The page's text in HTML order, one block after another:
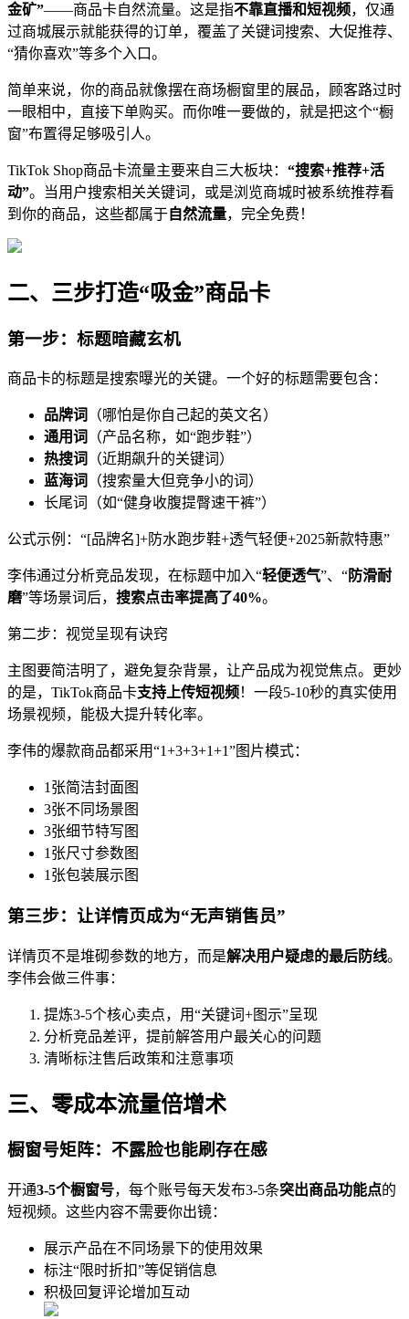
金矿”——商品卡自然流量。这是指不靠直播和短视频，仅通
过商城展示就能获得的订单，覆盖了关键词搜索、大促推荐、
“猜你喜欢”等多个入口。
简单来说，你的商品就像摆在商场橱窗里的展品，顾客路过时
一眼相中，直接下单购买。而你唯一要做的，就是把这个“橱
窗”布置得足够吸引人。
TikTok Shop商品卡流量主要来自三大板块： “搜索+推荐+活
动”。当用户搜索相关关键词，或是浏览商城时被系统推荐看
到你的商品，这些都属于自然流量，完全免费！
二、三步打造“吸金”商品卡
第一步：标题暗藏玄机
商品卡的标题是搜索曝光的关键。一个好的标题需要包含：
品牌词
（哪怕是你自己起的英文名）
通用词
（产品名称，如“跑步鞋”）
热搜词
（近期飙升的关键词）
蓝海词
（搜索量大但竞争小的词）
长尾词（如“健身收腹提臀速干裤”）
公式示例：“[品牌名]+防水跑步鞋+透气轻便+2025新款特惠”
李伟通过分析竞品发现，在标题中加入“轻便透气”、“防滑耐
磨”等场景词后， 搜索点击率提高了40%。
第二步：视觉呈现有诀窍
主图要简洁明了，避免复杂背景，让产品成为视觉焦点。更妙
的是，TikTok商品卡支持上传短视频！一段5-10秒的真实使用
场景视频，能极大提升转化率。
李伟的爆款商品都采用“1+3+3+1+1”图片模式：
1张简洁封面图
3张不同场景图
3张细节特写图
1张尺寸参数图
1张包装展示图
第三步：让详情页成为“无声销售员”
详情页不是堆砌参数的地方，而是解决用户疑虑的最后防线。
李伟会做三件事：
提炼3-5个核心卖点，用“关键词+图示”呈现
分析竞品差评，提前解答用户最关心的问题
清晰标注售后政策和注意事项
三、零成本流量倍增术
橱窗号矩阵：不露脸也能刷存在感
开通3-5个橱窗号，每个账号每天发布3-5条突出商品功能点的
短视频。这些内容不需要你出镜：
展示产品在不同场景下的使用效果
标注“限时折扣”等促销信息
积极回复评论增加互动